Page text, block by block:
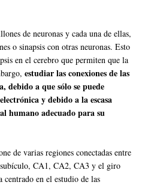
de neuronas y cada una de ellas,
o sinapsis con otras neuronas. Esto
en el cerebro que permiten que la
estudiar las conexiones de las
debido a que sólo se puede
y debido a la escasa
humano adecuado para su
de varias regiones conectadas entre
subículo, CA1, CA2, CA3 y el giro
centrado en el estudio de las